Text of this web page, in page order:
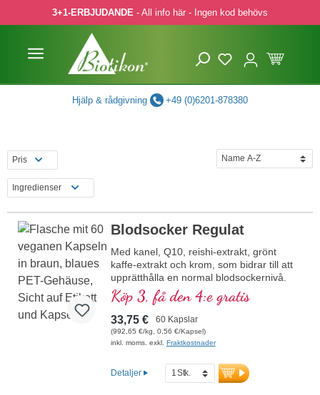
till huvudinnehåll
Hoppa till sökning
Hoppa till huvudnavigering
3+1-ERBJUDANDE - All info här - Ingen kod behövs
Hjälp & rådgivning +49 (0)6201-878380
Pris
Ingredienser
Blodsocker Regulat
Med kanel, Q10, reishi-extrakt, grönt
kaffe-extrakt och krom, som bidrar till att
upprätthålla en normal blodsockernivå.
Köp 3, få den 4:e gratis
33,75 € 60 Kapslar
(992,65 €/kg, 0,56 €/Kapsel)
inkl. moms. exkl. Fraktkostnader
Detaljer